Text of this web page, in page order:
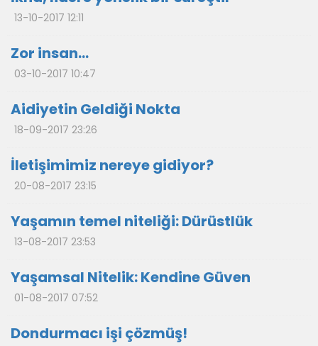
13-10-2017 12:11
Zor insan…
03-10-2017 10:47
Aidiyetin Geldiği Nokta
18-09-2017 23:26
İletişimimiz nereye gidiyor?
20-08-2017 23:15
Yaşamın temel niteliği: Dürüstlük
13-08-2017 23:53
Yaşamsal Nitelik: Kendine Güven
01-08-2017 07:52
Dondurmacı işi çözmüş!